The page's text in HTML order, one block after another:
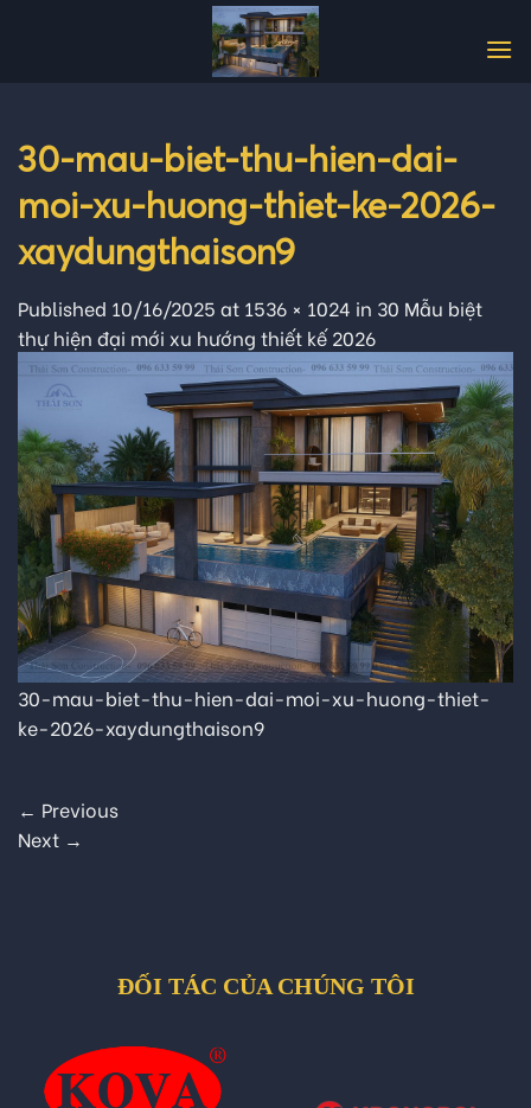
30-mau-biet-thu-hien-dai-
moi-xu-huong-thiet-ke-2026-
xaydungthaison9
Published 10/16/2025 at 1536 × 1024 in 30 Mẫu biệt
thự hiện đại mới xu hướng thiết kế 2026
30-mau-biet-thu-hien-dai-moi-xu-huong-thiet-
ke-2026-xaydungthaison9
← Previous
Next →
ĐỐI TÁC CỦA CHÚNG TÔI